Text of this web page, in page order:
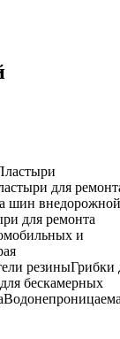
для
шин внедорожной
для ремонта
и
резиныГрибки
бескамерных